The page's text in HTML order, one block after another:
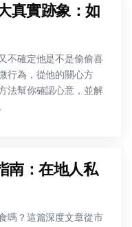
真實跡象：如
不確定他是不是偷偷喜
行為，從他的關心方
法幫你確認心意，並解
南：在地人私
嗎？這篇深度文章從市